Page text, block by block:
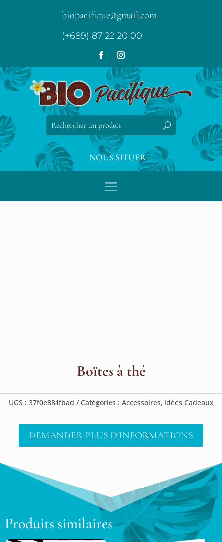
biopacifique@gmail.com
(+689) 87 22 20 00
NOUS SITUER
Boïtes à thé
UGS : 37f0e884fbad Catégories : Accessoires, Idées Cadeaux
DEMANDER PLUS D'INFORMATIONS
Produits similaires